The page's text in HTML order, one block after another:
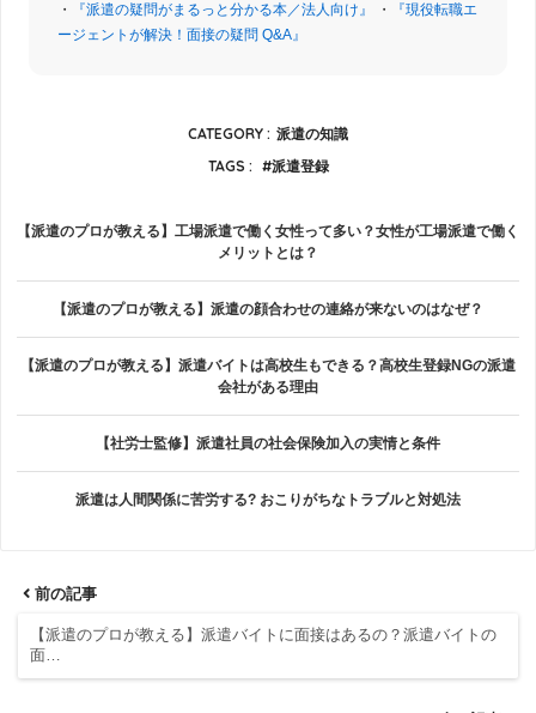
・ 『派遣の疑問がまるっと分かる本／法人向け』 ・
『現役転職エ
ージェントが解決！面接の疑問 Q&A』
CATEGORY : 派遣の知識
TAGS :
派遣登録
【派遣のプロが教える】工場派遣で働く女性って多い？女性が工場派遣で働く
メリットとは？
【派遣のプロが教える】派遣の顔合わせの連絡が来ないのはなぜ？
【派遣のプロが教える】派遣バイトは高校生もできる？高校生登録NGの派遣
会社がある理由
【社労士監修】派遣社員の社会保険加入の実情と条件
派遣は人間関係に苦労する? おこりがちなトラブルと対処法
前の記事
【派遣のプロが教える】派遣バイトに面接はあるの？派遣バイトの
面…